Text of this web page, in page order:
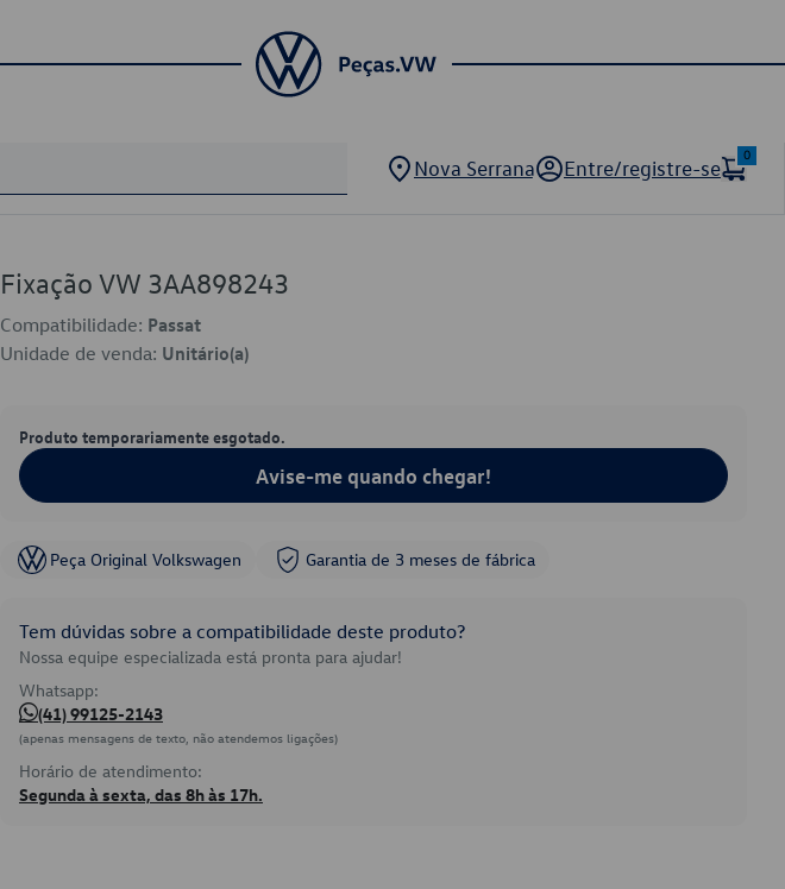
Nova Serrana Entre/registre-se
0
Fixação VW 3AA898243
Compatibilidade: Passat
Unidade de venda: Unitário(a)
Produto temporariamente esgotado.
Avise-me quando chegar!
Peça Original Volkswagen Garantia de 3 meses de fábrica
Tem dúvidas sobre a compatibilidade deste produto?
Nossa equipe especializada está pronta para ajudar!
Whatsapp:
(41) 99125-2143
(apenas mensagens de texto, não atendemos ligações)
Horário de atendimento:
Segunda à sexta, das 8h às 17h.